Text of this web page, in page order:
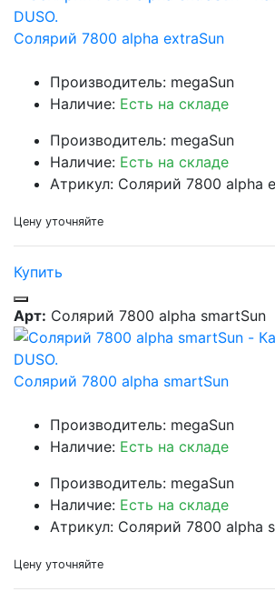
Солярий 7800 alpha extraSun
Производитель: megaSun
Наличие: Есть на складе
Производитель: megaSun
Наличие: Есть на складе
Атрикул: Солярий 7800 alpha
Цену уточняйте
Купить
Арт: Солярий 7800 alpha smartSun
Солярий 7800 alpha smartSun
Производитель: megaSun
Наличие: Есть на складе
Производитель: megaSun
Наличие: Есть на складе
Атрикул: Солярий 7800 alpha
Цену уточняйте